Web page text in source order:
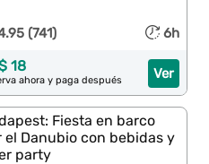
(741) 6h
Ver
18
ahora y paga después
Fiesta en barco
el Danubio con bebidas y
party